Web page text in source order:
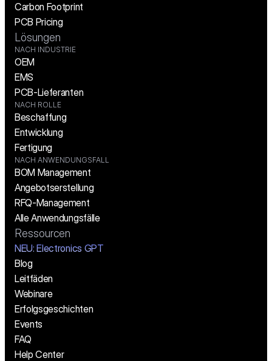
Carbon Footprint
PCB Pricing
Lösungen
NACH INDUSTRIE
OEM
EMS
PCB-Lieferanten
NACH ROLLE
Beschaffung
Entwicklung
Fertigung
NACH ANWENDUNGSFALL
BOM Management
Angebotserstellung
RFQ-Management
Alle Anwendungsfälle
Ressourcen
NEU: Electronics GPT
Blog
Leitfäden
Webinare
Erfolgsgeschichten
Events
FAQ
Help Center